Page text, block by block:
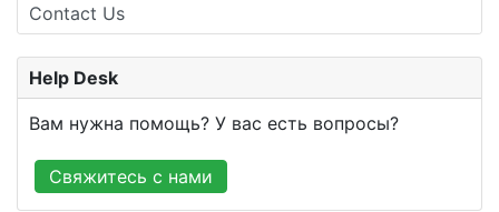
Contact Us
Help Desk
Вам нужна помощь? У вас есть вопросы?
Свяжитесь с нами